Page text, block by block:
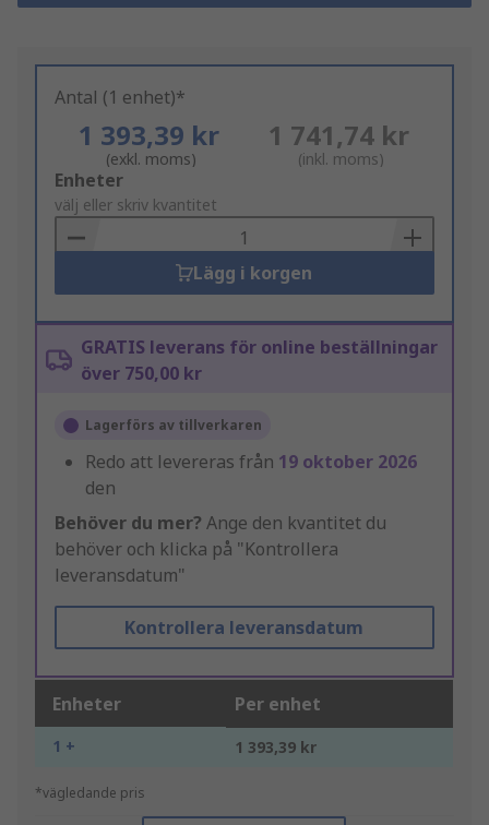
Antal (1 enhet)*
1 393,39 kr
(exkl. moms)
1 741,74 kr
(inkl. moms)
Add
to
Basket
Enheter
välj eller skriv kvantitet
Lägg i korgen
GRATIS leverans för online beställningar
över 750,00 kr
Lagerförs av tillverkaren
Redo att levereras från 19 oktober 2026
den
Behöver du mer? Ange den kvantitet du
behöver och klicka på "Kontrollera
leveransdatum"
Kontrollera leveransdatum
Enheter Per enhet
1 + 1 393,39 kr
*vägledande pris